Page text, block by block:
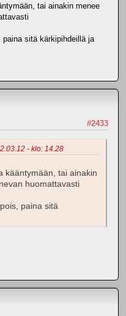
tai ainakin menee
sitä kärkipihdeillä ja
#2433
- klo: 14.28
kääntymään, tai ainakin
huomattavasti
paina sitä